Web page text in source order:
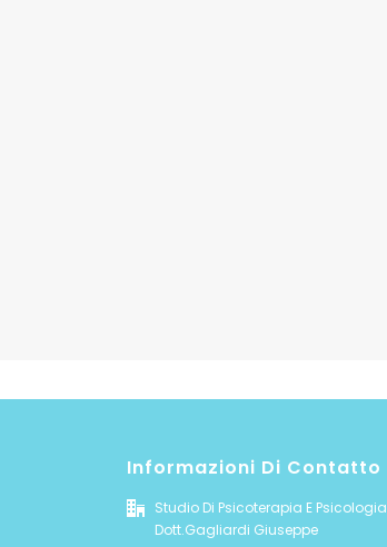
Informazioni Di Contatto
Studio Di Psicoterapia E Psicologia
Dott.Gagliardi Giuseppe